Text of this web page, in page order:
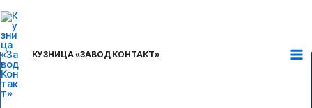
к
содержимому
КУЗНИЦА «ЗАВОД КОНТАКТ»